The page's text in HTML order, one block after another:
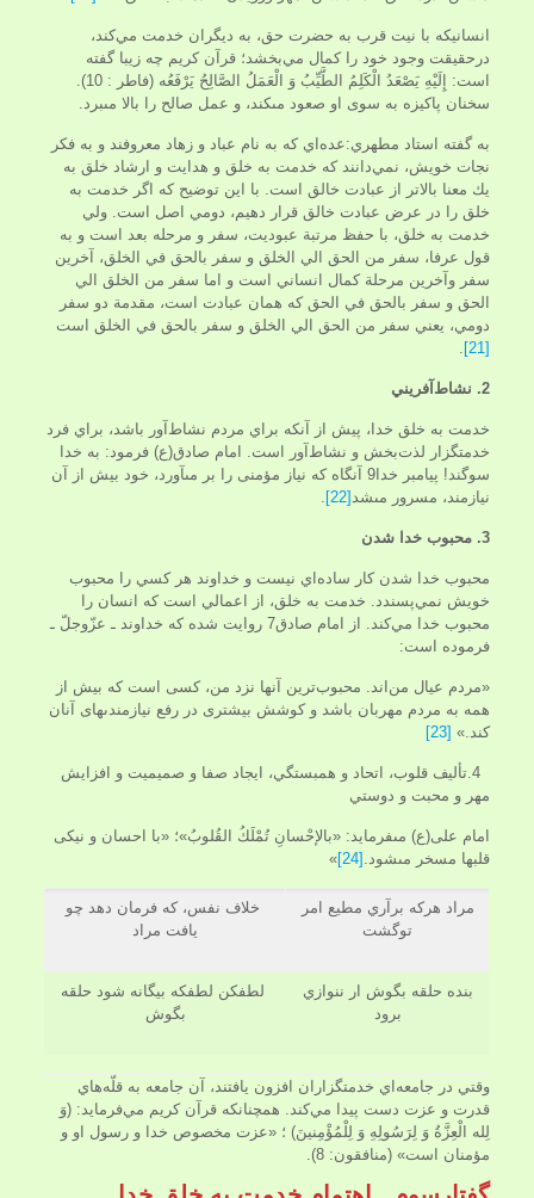
انساني­كه با نيت قرب به حضرت حق، به ديگران خدمت مي‌كند،
درحقيقت وجود خود را كمال مي‌بخشد؛ قرآن کریم چه زيبا گفته
است: إِلَيْهِ يَصْعَدُ الْكَلِمُ الطَّيِّبُ وَ الْعَمَلُ الصَّالِحُ يَرْفَعُه (فاطر : 10).
سخنان پاكيزه به سوى او صعود مى‏كند، و عمل صالح را بالا مى‏برد.
به گفته استاد مطهري:عده‌اي كه به نام عباد و زهاد معروفند و به فكر
نجات خويش، نمي‌دانند كه خدمت به خلق و هدايت و ارشاد خلق به
يك معنا بالاتر از عبادت خالق است. با اين توضيح كه اگر خدمت به
خلق را در عرض عبادت خالق قرار دهيم، دومي اصل است. ولي
خدمت به خلق، با حفظ مرتبة عبوديت، سفر و مرحله بعد است و به
قول عرفا، سفر من الحق الي الخلق و سفر بالحق في الخلق، آخرين
سفر وآخرين مرحلة كمال انساني است و اما سفر من الخلق الي
الحق و سفر بالحق في الحق كه همان عبادت است، مقدمة دو سفر
دومي، يعني سفر من الحق الي الخلق و سفر بالحق في الخلق است
[21]
.
2. نشاط‌آفريني
خدمت به خلق خدا، پيش از آنكه براي مردم نشاط‌آور باشد، براي فرد
خدمتگزار لذت‌بخش و نشاط‌آور است. امام صادق(ع) فرمود: به خدا
سوگند! پيامبر خدا9 آن­گاه كه نياز مؤمنى را بر مى‏آورد، خود بيش از آن
نيازمند، مسرور مى‏شد[22]
.
3. محبوب خدا شدن
محبوب خدا شدن كار ساده‌اي نيست و خداوند هر كسي را محبوب
خويش نمي‌پسندد. خدمت به خلق، از اعمالي است كه انسان را
محبوب خدا مي‌كند. از امام صادق7 روايت شده كه خداوند ـ عزّوجلّ ـ
فرموده است:
«مردم عيال من‌اند. محبوب‌ترين آنها نزد من، كسى است كه بيش از
همه به مردم مهربان باشد و كوشش بيشترى در رفع نيازمندى‏هاى آنان
كند.» [23]
4.تأليف قلوب، اتحاد و همبستگي، ايجاد صفا و صميميت و افزايش
مهر و محبت و دوستي
امام على(ع) مى‏فرمايد: «بالإحْسانِ تُمْلَكُ القُلوبُ»؛ «با احسان و نيكى
قلب‏ها مسخر مى‏شود. [24]
»
مراد هركه برآري مطيع امر
توگشت
خلاف نفس، كه فرمان دهد چو
يافت مراد
بنده حلقه بگوش ار ننوازي
برود
لطف­كن لطف­كه بيگانه شود حلقه
بگوش
وقتي در جامعه‌اي خدمتگزاران افزون يافتند، آن جامعه به قلّه‌هاي
قدرت و عزت دست پيدا مي‌كند. همچنان­كه قرآن كريم مي‌فرمايد: (وَ
لِله الْعِزَّةُ وَ لِرَسُولِهِ وَ لِلْمُؤْمِنينَ) ؛ «عزت مخصوص خدا و رسول او و
مؤمنان است‏» (منافقون: 8).